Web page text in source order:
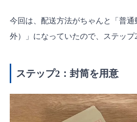
今回は、配送方法がちゃんと「普
外）」になっていたので、ステップ
ステップ2：封筒を用意